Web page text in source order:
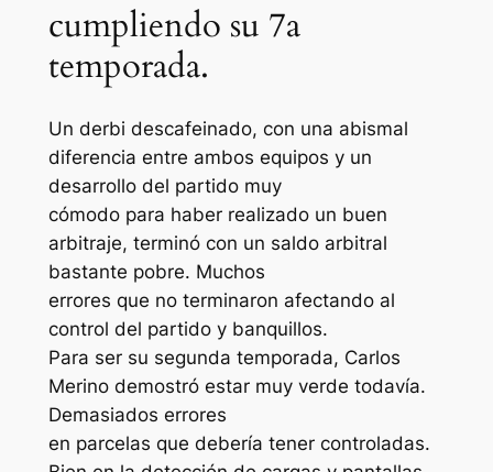
cumpliendo su 7a
temporada.
Un derbi descafeinado, con una abismal
diferencia entre ambos equipos y un
desarrollo del partido muy
cómodo para haber realizado un buen
arbitraje, terminó con un saldo arbitral
bastante pobre. Muchos
errores que no terminaron afectando al
control del partido y banquillos.
Para ser su segunda temporada, Carlos
Merino demostró estar muy verde todavía.
Demasiados errores
en parcelas que debería tener controladas.